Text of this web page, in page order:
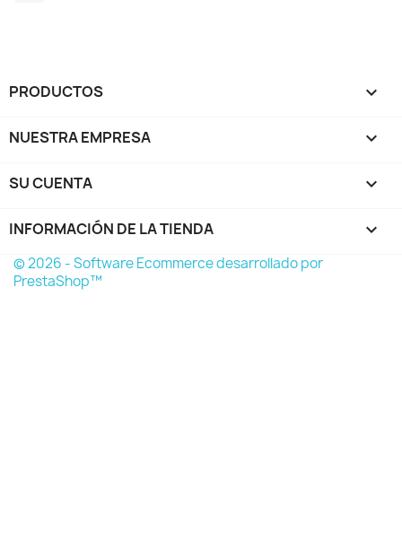
PRODUCTOS 
NUESTRA EMPRESA 
SU CUENTA 
INFORMACIÓN DE LA TIENDA keyboard_arrow_down
© 2026 - Software Ecommerce desarrollado por
PrestaShop™